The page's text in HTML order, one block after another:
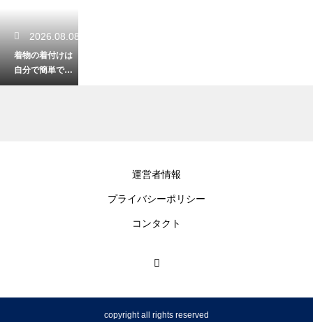
2026.08.08
着物の着付けは
自分で簡単でき
る！綺麗に着こ
運営者情報
プライバシーポリシー
コンタクト
copyright all rights reserved